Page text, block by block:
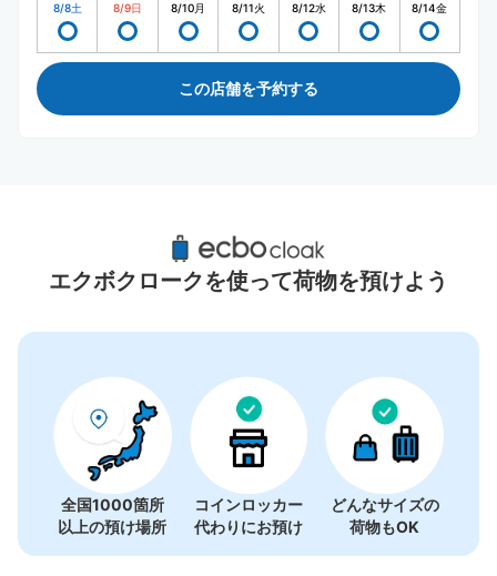
8/8土 8/9日 8/10月 8/11火 8/12水 8/13木 8/14金
この店舗を予約する
垂水駅周辺のおすすめコインロッカー
1件
エクボクロークを使って荷物を預けよう
全国1000箇所
以上の預け場所
コインロッカー
代わりにお預け
どんなサイズの
荷物もOK